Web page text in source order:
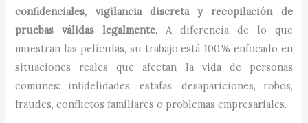
confidenciales, vigilancia discreta y recopilación de
pruebas válidas legalmente. A diferencia de lo que
muestran las películas, su trabajo está 100 % enfocado en
situaciones reales que afectan la vida de personas
comunes: infidelidades, estafas, desapariciones, robos,
fraudes, conflictos familiares o problemas empresariales.